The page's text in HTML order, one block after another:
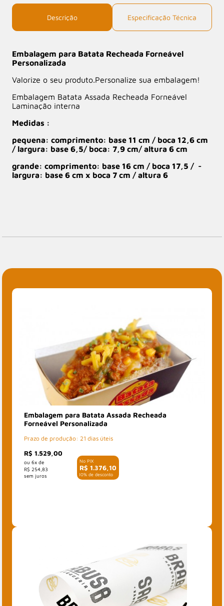
Descrição Especificação Técnica
Embalagem para Batata Recheada Forneável
Personalizada
Valorize o seu produto.Personalize sua embalagem!
Embalagem Batata Assada Recheada Forneável
Laminação interna
Medidas :
pequena: comprimento: base 11 cm / boca 12,6 cm
/ largura: base 6,5/ boca: 7,9 cm/ altura 6 cm
grande: comprimento: base 16 cm / boca 17,5 / -
largura: base 6 cm x boca 7 cm / altura 6
Embalagem para Batata Assada Recheada
Forneável Personalizada
R$ 1.376,10
com 10% de desconto
R$ 1.529,00
6x de
R$ 254,83
Prazo de produção: 21 dias úteis